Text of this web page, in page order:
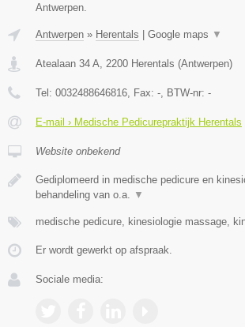
Antwerpen.
Antwerpen » Herentals Google maps ▼
Atealaan 34 A 2200 Herentals (Antwerpen)
Tel: 0032488646816 , Fax: - , BTW-nr: -
E-mail › Medische Pedicurepraktijk Herentals
Website onbekend
Gediplomeerd in medische pedicure en
behandeling van o.a.
▼
medische pedicure, kinesiologie massage,
Er wordt gewerkt op afspraak.
Sociale media: